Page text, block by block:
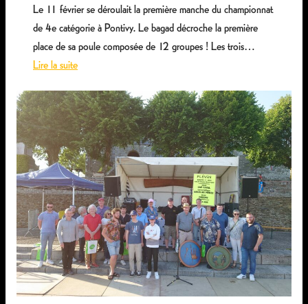
e
n
l
e
s
a
m
e
d
i
3
Le 11 février se déroulait la première manche du championnat
de 4e catégorie à Pontivy. Le bagad décroche la première
place de sa poule composée de 12 groupes ! Les trois…
Lire la suite
P
r
e
m
i
è
r
e
p
l